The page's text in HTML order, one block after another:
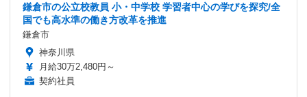
鎌倉市の公立校教員 小・中学校 学習者中心の学びを探究/全
国でも高水準の働き方改革を推進
鎌倉市
神奈川県
月給30万2,480円～
契約社員